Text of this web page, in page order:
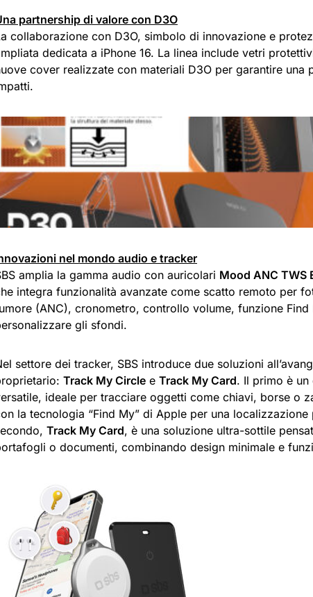
partnership di valore con D3O
collaborazione con D3O, simbolo di innovazione e
dedicata a iPhone 16. La linea include vetri
cover realizzate con materiali D3O per garantire una
nel mondo audio e tracker
amplia la gamma audio con auricolari Mood ANC TWS
integra funzionalità avanzate come scatto remoto per
(ANC), cronometro, controllo volume, funzione
gli sfondi.
settore dei tracker, SBS introduce due soluzioni
Track My Circle e Track My Card. Il primo è
ideale per tracciare oggetti come chiavi, borse o
la tecnologia “Find My” di Apple per una localizzazione
Track My Card, è una soluzione ultra-sottile
o documenti, combinando design minimale e